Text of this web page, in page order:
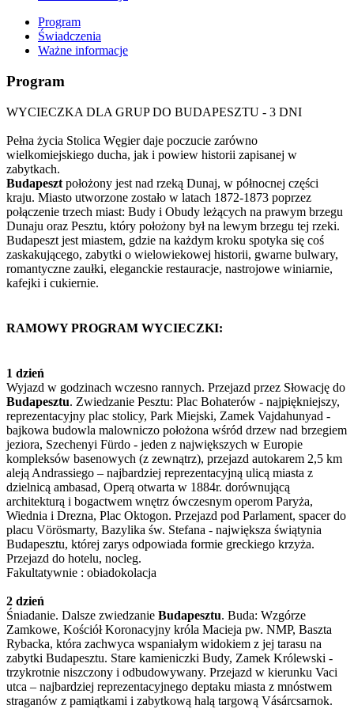
Program
Świadczenia
Ważne informacje
Program
WYCIECZKA DLA GRUP DO BUDAPESZTU - 3 DNI
Pełna życia Stolica Węgier daje poczucie zarówno
wielkomiejskiego ducha, jak i powiew historii zapisanej w
zabytkach.
Budapeszt położony jest nad rzeką Dunaj, w północnej części
kraju. Miasto utworzone zostało w latach 1872-1873 poprzez
połączenie trzech miast: Budy i Obudy leżących na prawym brzegu
Dunaju oraz Pesztu, który położony był na lewym brzegu tej rzeki.
Budapeszt jest miastem, gdzie na każdym kroku spotyka się coś
zaskakującego, zabytki o wielowiekowej historii, gwarne bulwary,
romantyczne zaułki, eleganckie restauracje, nastrojowe winiarnie,
kafejki i cukiernie.
RAMOWY PROGRAM WYCIECZKI:
1 dzień
Wyjazd w godzinach wczesno rannych. Przejazd przez Słowację do
Budapesztu. Zwiedzanie Pesztu: Plac Bohaterów - najpiękniejszy,
reprezentacyjny plac stolicy, Park Miejski, Zamek Vajdahunyad -
bajkowa budowla malowniczo położona wśród drzew nad brzegiem
jeziora, Szechenyi Fürdo - jeden z największych w Europie
kompleksów basenowych (z zewnątrz), przejazd autokarem 2,5 km
aleją Andrassiego – najbardziej reprezentacyjną ulicą miasta z
dzielnicą ambasad, Operą otwarta w 1884r. dorównującą
architekturą i bogactwem wnętrz ówczesnym operom Paryża,
Wiednia i Drezna, Plac Oktogon. Przejazd pod Parlament, spacer do
placu Vörösmarty, Bazylika św. Stefana - największa świątynia
Budapesztu, której zarys odpowiada formie greckiego krzyża.
Przejazd do hotelu, nocleg.
Fakultatywnie : obiadokolacja
2 dzień
Śniadanie. Dalsze zwiedzanie Budapesztu. Buda: Wzgórze
Zamkowe, Kościół Koronacyjny króla Macieja pw. NMP, Baszta
Rybacka, która zachwyca wspaniałym widokiem z jej tarasu na
zabytki Budapesztu. Stare kamieniczki Budy, Zamek Królewski -
trzykrotnie niszczony i odbudowywany. Przejazd w kierunku Vaci
utca – najbardziej reprezentacyjnego deptaku miasta z mnóstwem
straganów z pamiątkami i zabytkową halą targową Vásárcsarnok.